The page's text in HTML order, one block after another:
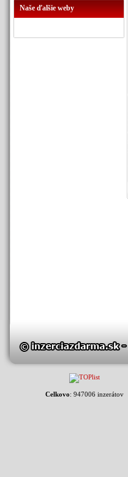
Naše ďalšie weby
Celkovo: 947006 inzerátov